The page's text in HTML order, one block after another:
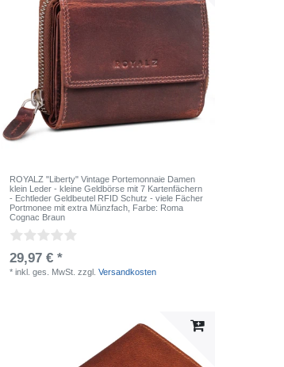
ROYALZ "Liberty" Vintage Portemonnaie Damen
klein Leder - kleine Geldbörse mit 7 Kartenfächern
- Echtleder Geldbeutel RFID Schutz - viele Fächer
Portmonee mit extra Münzfach , Farbe: Roma
Cognac Braun
29,97 € *
*inkl. ges. MwSt. zzgl.Versandkosten